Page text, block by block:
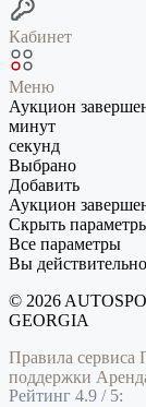
Кабинет
Меню
Аукцион
минут
секунд
Выбрано
Добавить
Аукцион
Скрыть
Все параметры
Вы
© 2026
GEORGIA
Правила сервиса
поддержки
Рейтинг 4.9 / 5: